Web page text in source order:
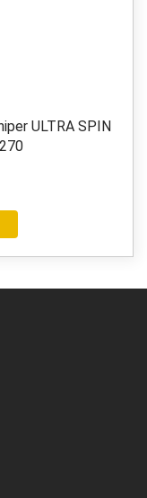
ULTRA SPIN